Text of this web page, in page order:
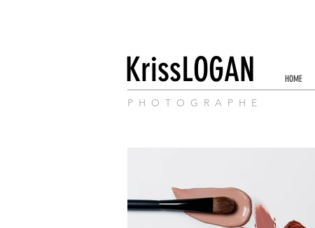
HOME
KrissLOGAN
P H O T O G R A P H E